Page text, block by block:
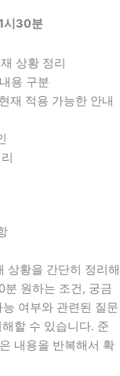
시30분
상황 정리
용 구분
재 적용 가능한 안내
상황을 간단히 정리해
원하는 조건, 궁금
여부와 관련된 질문
할 수 있습니다. 준
내용을 반복해서 확